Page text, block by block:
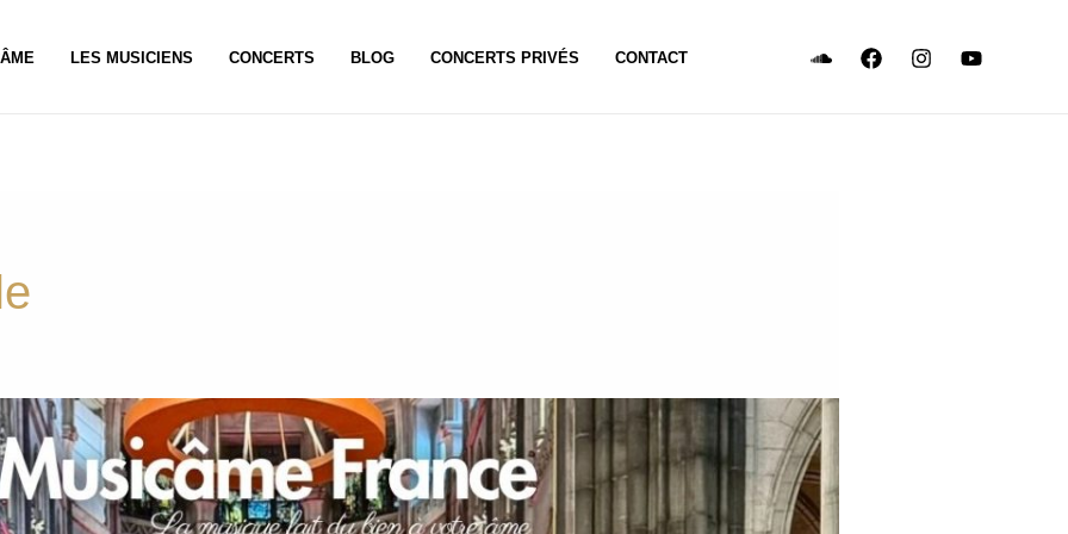
LES MUSICIENS CONCERTS BLOG CONCERTS PRIVÉS CONTACT